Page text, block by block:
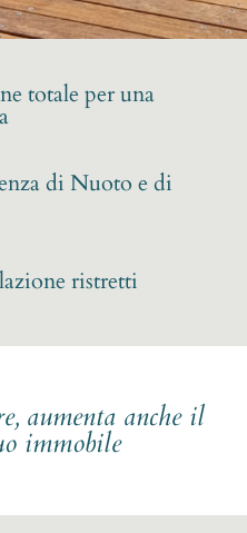
totale per una
di Nuoto e di
ristretti
aumenta anche il
immobile